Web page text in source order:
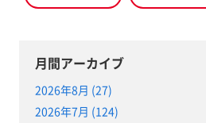
月間アーカイブ
2026年8月 (27)
2026年7月 (124)